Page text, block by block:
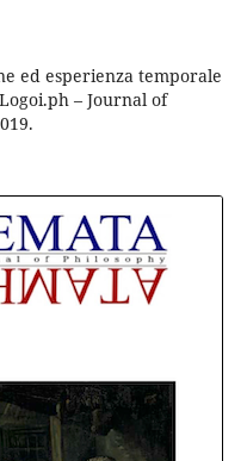
ed esperienza temporale
– Journal of